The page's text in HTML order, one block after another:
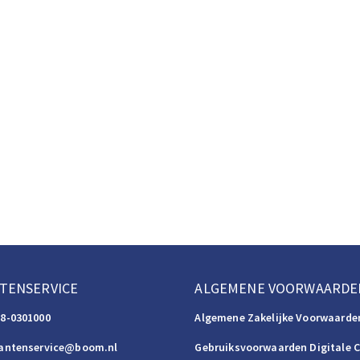
0301000
ALGEMENE
Algemene Zakelijke
Gebruiksvoorwaarden Digitale